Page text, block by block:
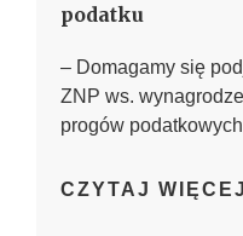
podatku
– Domagamy się
ZNP ws.
progów
CZYTAJ